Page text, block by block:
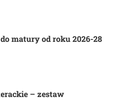
matury od roku 2026-28
– zestaw